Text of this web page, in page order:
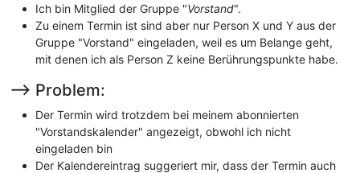
Ich bin Mitglied der Gruppe "Vorstand".
Zu einem Termin ist sind aber nur Person X und Y aus der
Gruppe "Vorstand" eingeladen, weil es um Belange geht,
mit denen ich als Person Z keine Berührungspunkte habe.
--> Problem:
Der Termin wird trotzdem bei meinem abonnierten
"Vorstandskalender" angezeigt, obwohl ich nicht
eingeladen bin
Der Kalendereintrag suggeriert mir, dass der Termin auch